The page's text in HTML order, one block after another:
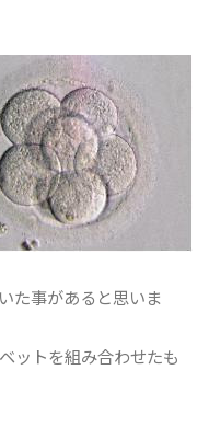
た事があると思いま
ットを組み合わせたも